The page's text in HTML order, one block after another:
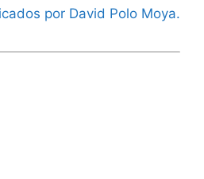
por David Polo Moya.